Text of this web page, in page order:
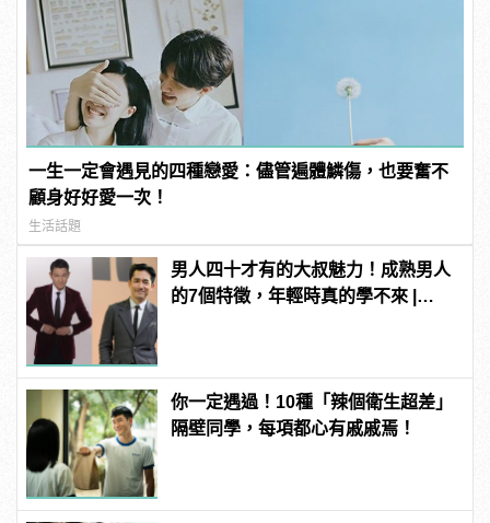
一生一定會遇見的四種戀愛：儘管遍體鱗傷，也要奮不
顧身好好愛一次！
生活話題
男人四十才有的大叔魅力！成熟男人
的7個特徵，年輕時真的學不來 |
你一定遇過！10種「辣個衛生超差」
隔壁同學，每項都心有戚戚焉！